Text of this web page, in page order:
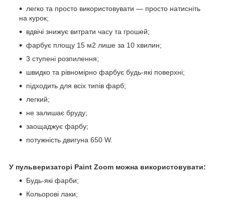
легко та просто використовувати — просто натисніть
на курок;
вдвічі знижує витрати часу та грошей;
фарбує площу 15 м2 лише за 10 хвилин;
3 ступені розпилення;
швидко та рівномірно фарбує будь-які поверхні;
підходить для всіх типів фарб;
легкий;
не залишає бруду;
заощаджує фарбу;
потужність двигуна 650 W.
У пульверизаторі Paint Zoom можна використовувати:
Будь-які фарби;
Кольорові лаки;